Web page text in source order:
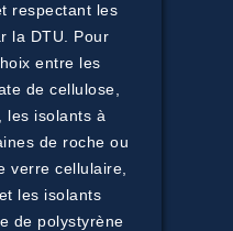
respectant les
la DTU. Pour
entre les
de cellulose,
les isolants à
de roche ou
verre cellulaire,
les isolants
de polystyrène